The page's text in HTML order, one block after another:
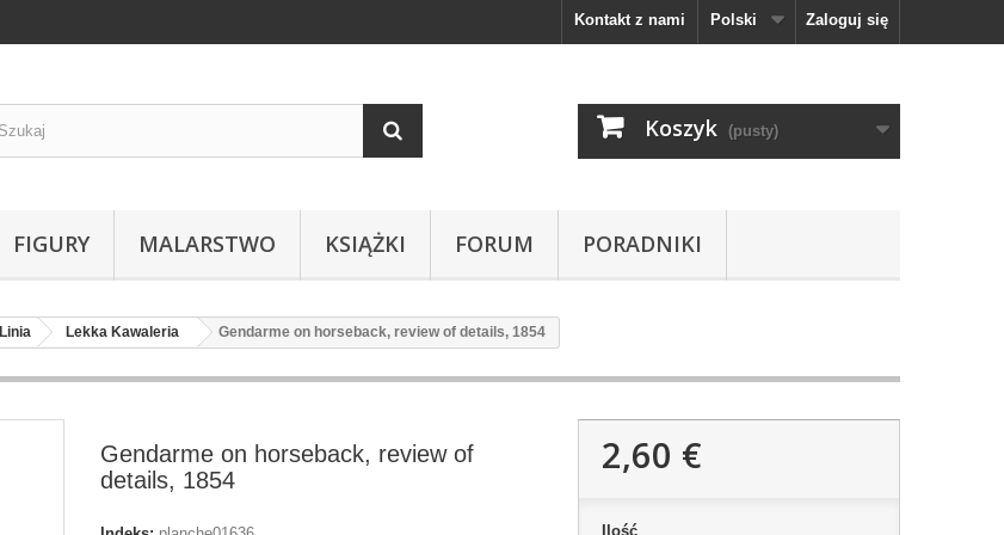
Zaloguj się
Polski
Kontakt z nami
Koszyk (pusty)
FIGURY MALARSTWO KSIĄŻKI FORUM PORADNIKI
Linia Lekka Kawaleria Gendarme on horseback, review of details, 1854
Gendarme on horseback, review of
details, 1854
2,60 €
Ilość